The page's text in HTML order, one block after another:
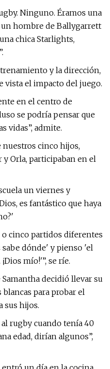
Ninguno. Éramos una
un hombre de Ballygarrett
chica Starlights,
y la dirección,
vista el impacto del juego.
en el centro de
se podría pensar que
vidas”, admite.
nuestros cinco hijos,
y Orla, participaban en el
un viernes y
es fantástico que haya
o cinco partidos diferentes
dónde' y pienso 'el
mío!'”, se ríe.
decidió llevar su
para probar el
sus hijos.
rugby cuando tenía 40
edad, dirían algunos”,